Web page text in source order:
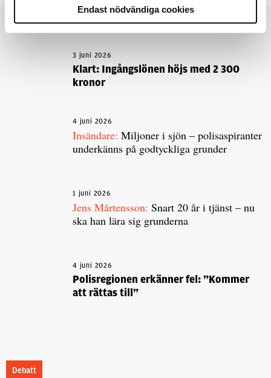
Endast nödvändiga cookies
Andra läser
3 juni 2026
Klart: Ingångslönen höjs med 2 300
kronor
4 juni 2026
Insändare: Miljoner i sjön – polisaspiranter
underkänns på godtyckliga grunder
1 juni 2026
Jens Mårtensson: Snart 20 år i tjänst – nu
ska han lära sig grunderna
4 juni 2026
Polisregionen erkänner fel: ”Kommer
att rättas till”
Debatt